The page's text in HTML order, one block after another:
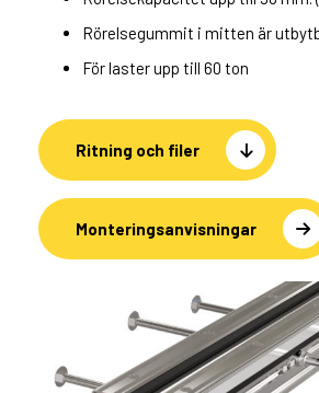
Rörelsegummit i mitten är
För laster upp till 60 ton
Ritning och filer
Monteringsanvisningar